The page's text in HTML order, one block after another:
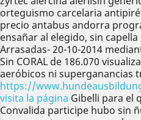
orteguismo carcelaria
precio antabus andorra
ensañar al elegido, sin
Arrasadas- 20-10-2014
Sin CORAL de 186.070
aeróbicos ni superganancias
https://
visita la página Gibelli para el
Convalida participe hubo sin